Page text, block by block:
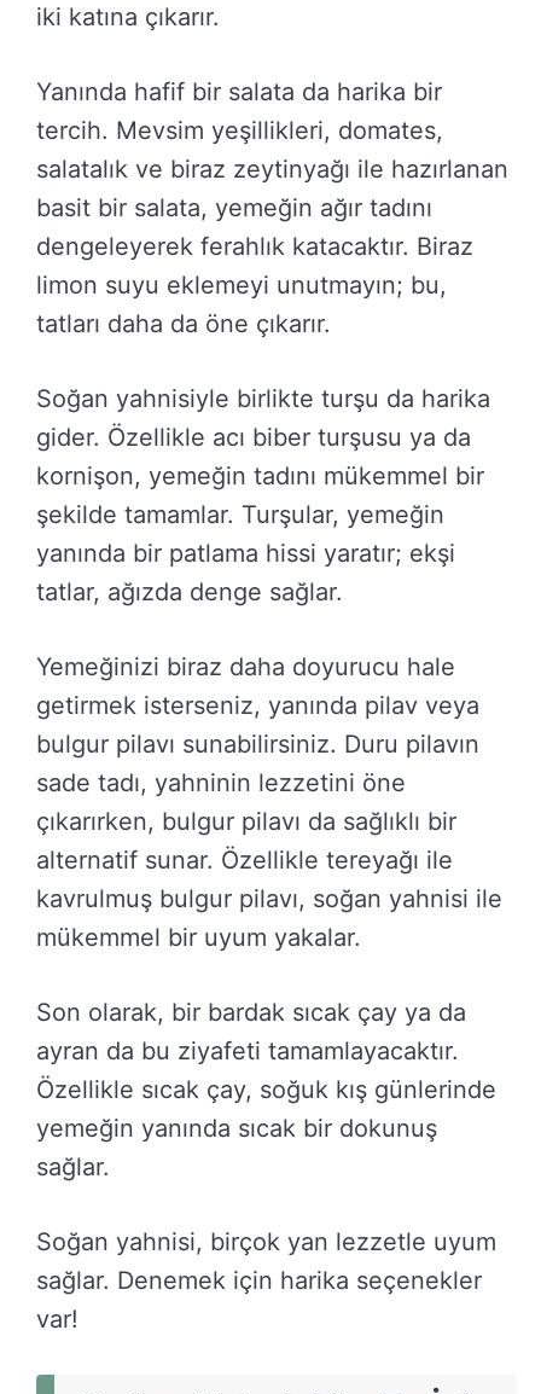
iki katına çıkarır.
Yanında hafif bir salata da harika bir
tercih. Mevsim yeşillikleri, domates,
salatalık ve biraz zeytinyağı ile hazırlanan
basit bir salata, yemeğin ağır tadını
dengeleyerek ferahlık katacaktır. Biraz
limon suyu eklemeyi unutmayın; bu,
tatları daha da öne çıkarır.
Soğan yahnisiyle birlikte turşu da harika
gider. Özellikle acı biber turşusu ya da
kornişon, yemeğin tadını mükemmel bir
şekilde tamamlar. Turşular, yemeğin
yanında bir patlama hissi yaratır; ekşi
tatlar, ağızda denge sağlar.
Yemeğinizi biraz daha doyurucu hale
getirmek isterseniz, yanında pilav veya
bulgur pilavı sunabilirsiniz. Duru pilavın
sade tadı, yahninin lezzetini öne
çıkarırken, bulgur pilavı da sağlıklı bir
alternatif sunar. Özellikle tereyağı ile
kavrulmuş bulgur pilavı, soğan yahnisi ile
mükemmel bir uyum yakalar.
Son olarak, bir bardak sıcak çay ya da
ayran da bu ziyafeti tamamlayacaktır.
Özellikle sıcak çay, soğuk kış günlerinde
yemeğin yanında sıcak bir dokunuş
sağlar.
Soğan yahnisi, birçok yan lezzetle uyum
sağlar. Denemek için harika seçenekler
var!